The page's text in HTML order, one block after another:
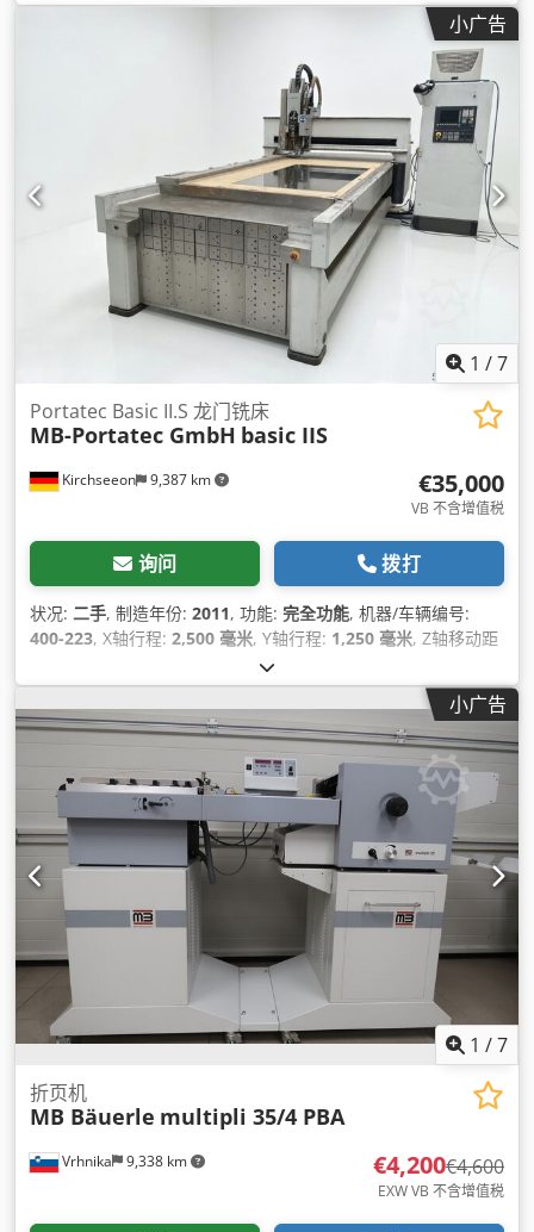
小广告
1 /7
Kirchseeon 9,387 km
Portatec Basic II.S 龙门铣床
MB-Portatec GmbH basic IIS
€35,000
VB 不含增值税
询问 拨打
状况: 二手, 制造年份: 2011, 功能: 完全功能, 机器/车辆编号:
400-223, X轴行程: 2,500 毫米, Y轴行程: 1,250 毫米, Z轴移动距
20,000 米/分钟
20,000 米/分钟, Z轴进给速度:20,000 米/分钟, 安装直径:40 毫
米, 桌面长度:2,500 毫米, 工作台宽度:1,250 毫米, 主轴转速
（最小）:100 转/分, 主轴速度（最大）:30,000 转/分, X轴快进:
, Y轴快速移动:20,000 米/分钟, Z轴快速移动:
20,000 米/分钟, 工具直径 工具径:20 毫米 , 刀库刀位数量:30
小广告
1 /7
Vrhnika 9,338 km
折页机
MB Bäuerle multipli 35/4 PBA
€4,200€4,600
EXW VB 不含增值税